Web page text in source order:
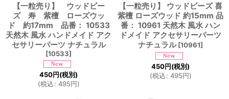
【一粒売り】 ウッドビー
ズ 寿 紫檀 ローズウッ
ド 約17mm 品番： 10533
天然木 風水 ハンドメイド アク
セサリーパーツ ナチュラル
[10533]
450円(税別)
(税込: 495円)
【一粒売り】 ウッドビーズ 喜
紫檀 ローズウッド 約15mm 品
番： 10961 天然木 風水 ハン
ドメイド アクセサリーパーツ
ナチュラル [10961]
450円(税別)
(税込: 495円)